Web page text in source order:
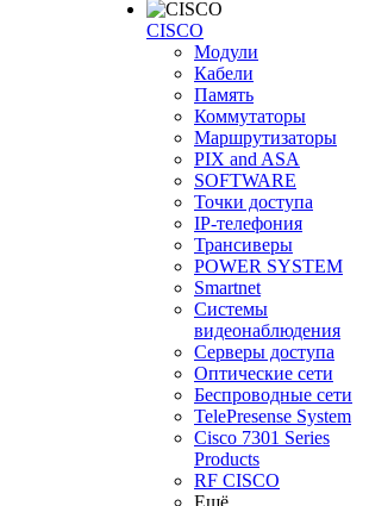
CISCO
Модули
Кабели
Память
Коммутаторы
Маршрутизаторы
PIX and ASA
SOFTWARE
Точки доступа
IP-телефония
Трансиверы
POWER SYSTEM
Smartnet
Системы
видеонаблюдения
Серверы доступа
Оптические сети
Беспроводные сети
TelePresense System
Cisco 7301 Series
Products
RF CISCO